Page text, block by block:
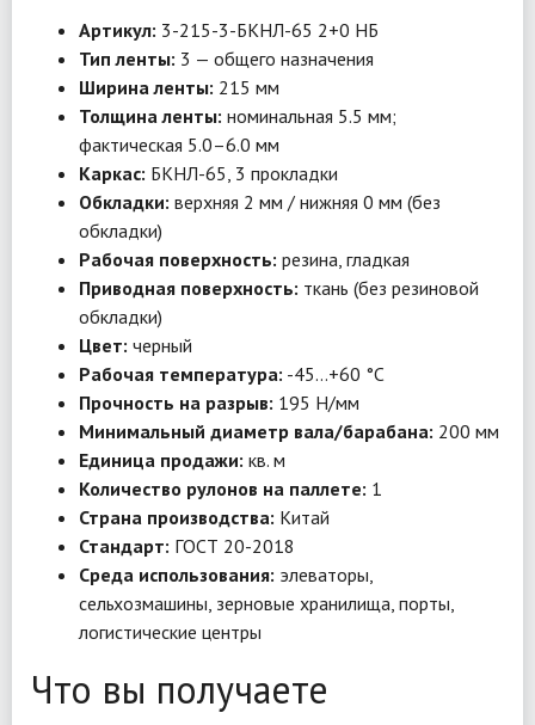
Артикул: 3-215-3-БКНЛ-65 2+0 НБ
Тип ленты: 3 — общего назначения
Ширина ленты: 215 мм
Толщина ленты: номинальная 5.5 мм;
фактическая 5.0–6.0 мм
Каркас: БКНЛ-65, 3 прокладки
Обкладки: верхняя 2 мм / нижняя 0 мм (без
обкладки)
Рабочая поверхность: резина, гладкая
Приводная поверхность: ткань (без резиновой
обкладки)
Цвет: черный
Рабочая температура: -45…+60 °C
Прочность на разрыв: 195 Н/мм
Минимальный диаметр вала/барабана: 200 мм
Единица продажи: кв. м
Количество рулонов на паллете: 1
Страна производства: Китай
Стандарт: ГОСТ 20-2018
Среда использования: элеваторы,
сельхозмашины, зерновые хранилища, порты,
логистические центры
Что вы получаете